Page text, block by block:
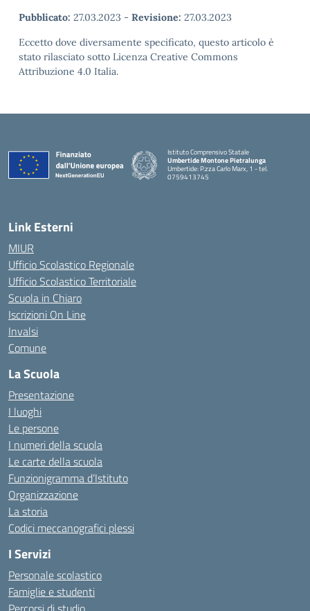
Pubblicato: 27.03.2023 - Revisione: 27.03.2023
Eccetto dove diversamente specificato, questo articolo è
stato rilasciato sotto Licenza Creative Commons
Attribuzione 4.0 Italia.
Istituto Comprensivo Statale
Umbertide Montone Pietralunga
Umbertide: P.zza Carlo Marx, 1 - tel.
0759413745
Link Esterni
MIUR
Ufficio Scolastico Regionale
Ufficio Scolastico Territoriale
Scuola in Chiaro
Iscrizioni On Line
Invalsi
Comune
La Scuola
Presentazione
I luoghi
Le persone
I numeri della scuola
Le carte della scuola
Funzionigramma d’Istituto
Organizzazione
La storia
Codici meccanografici plessi
I Servizi
Personale scolastico
Famiglie e studenti